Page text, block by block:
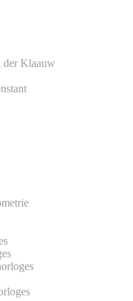
der Klaauw